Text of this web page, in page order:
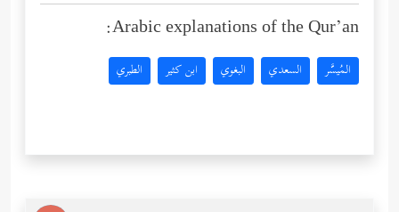
Arabic explanations of the Qur’an:
المُيسَّر السعدي البغوي ابن كثير الطبري